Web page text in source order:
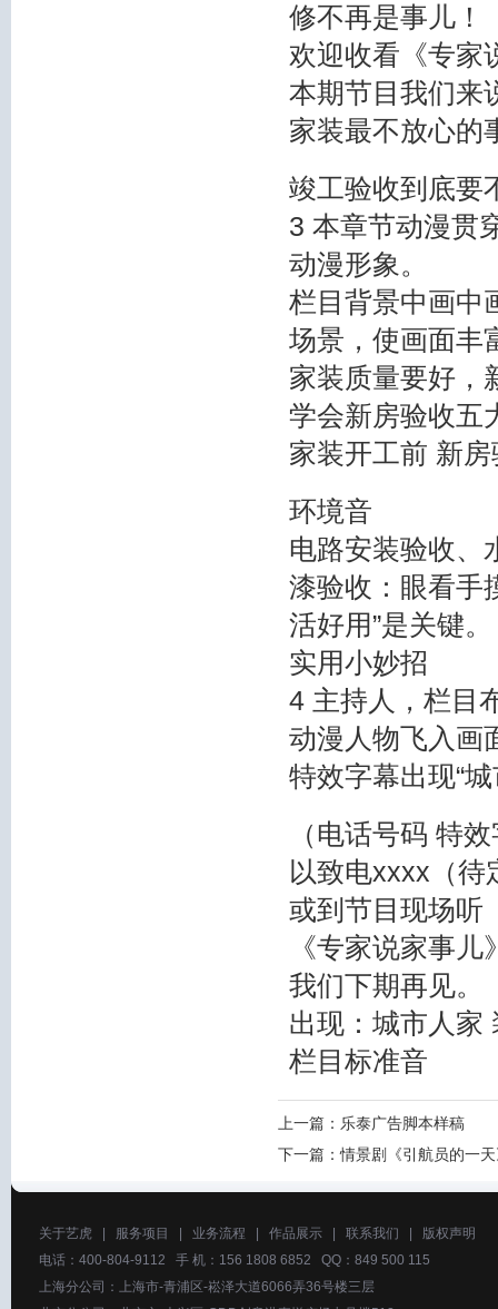
修不再是事儿！
欢迎收看《专家
本期节目我们来
家装最不放心的
竣工验收到底要
3 本章节动漫贯
动漫形象。
栏目背景中画中
场景，使画面丰
家装质量要好，
学会新房验收五
家装开工前 新
环境音
电路安装验收、
漆验收：眼看手
活好用”是关键
实用小妙招
4 主持人，栏目
动漫人物飞入画
特效字幕出现“
（电话号码 特
以致电xxxx（待
或到节目现场听
《专家说家事
我们下期再见。
出现：城市人家
栏目标准音
上一篇： 乐泰广告脚本样稿
下一篇：情景剧《引航员的一
关于艺虎 服务项目 业务流程 作品展示 联系我们
版权声明
电话：400-804-9112 手 机：156 1808 6852 QQ：849 500 115
上海分公司：上海市-青浦区-崧泽大道6066弄36号楼三层